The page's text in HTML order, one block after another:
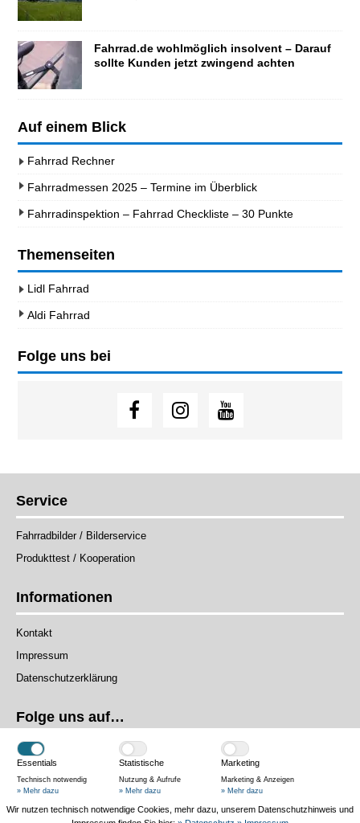
Fahrrad.de wohlmöglich insolvent – Darauf
sollte Kunden jetzt zwingend achten
Auf einem Blick
Fahrrad Rechner
Fahrradmessen 2025 – Termine im Überblick
Fahrradinspektion – Fahrrad Checkliste – 30 Punkte
Themenseiten
Lidl Fahrrad
Aldi Fahrrad
Folge uns bei
Service
Fahrradbilder / Bilderservice
Produkttest / Kooperation
Informationen
Kontakt
Impressum
Datenschutzerklärung
Folge uns auf…
Das Magazin
Essentials
Technisch notwendig
» Mehr dazu
Statistische
Nutzung & Aufrufe
» Mehr dazu
Marketing
Marketing & Anzeigen
» Mehr dazu
Wir nutzen technisch notwendige Cookies, mehr dazu, unserem Datenschutzhinweis und